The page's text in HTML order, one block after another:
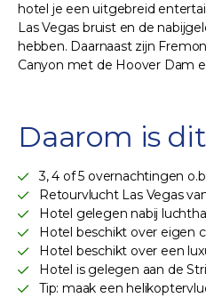
hotel je een uitgebreid
Las Vegas bruist en de
hebben. Daarnaast zijn
Canyon met de Hoover Dam
Daarom is
3, 4 of 5 overnachtingen
Retourvlucht Las Vegas
Hotel gelegen nabij
Hotel beschikt over eigen
Hotel beschikt over een
Hotel is gelegen aan de
Tip: maak een